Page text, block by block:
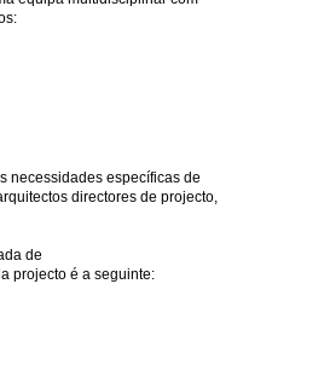
necessidades específicas de
directores de projecto,
de
projecto é a seguinte: